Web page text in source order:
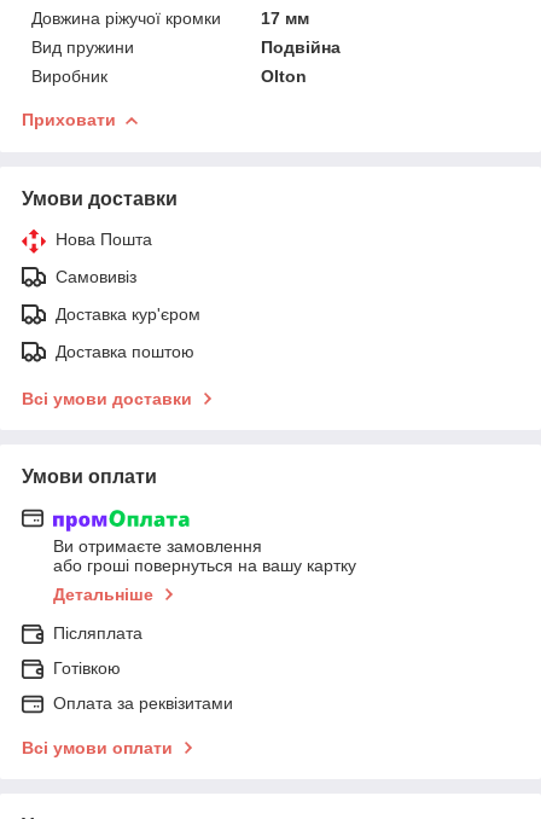
Довжина ріжучої кромки
17 мм
Вид пружини
Подвійна
Виробник
Olton
Приховати
Умови доставки
Нова Пошта
Самовивіз
Доставка кур'єром
Доставка поштою
Всі умови доставки
Умови оплати
Ви отримаєте замовлення
або гроші повернуться на вашу картку
Детальніше
Післяплата
Готівкою
Оплата за реквізитами
Всі умови оплати